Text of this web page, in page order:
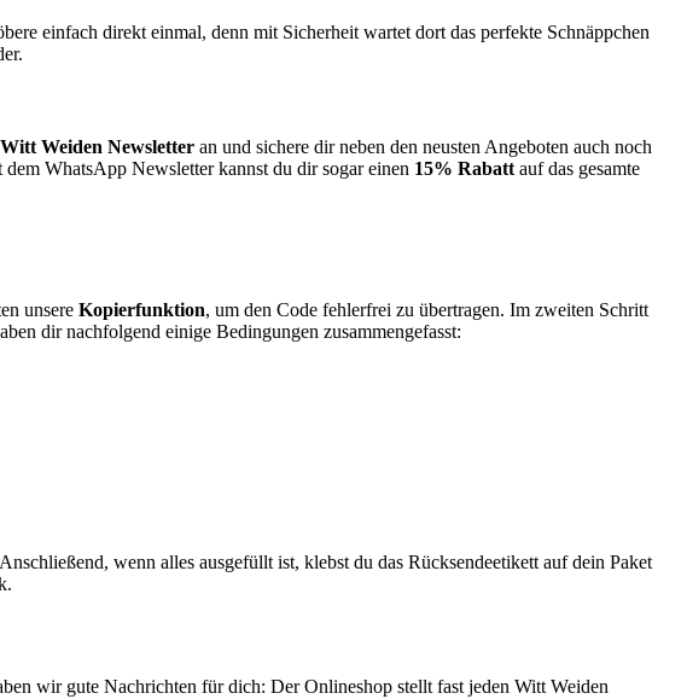
einfach direkt einmal, denn mit Sicherheit wartet dort das perfekte Schnäppchen
Witt Weiden Newsletter an und sichere dir neben den neusten Angeboten auch noch
WhatsApp Newsletter kannst du dir sogar einen 15% Rabatt auf das gesamte
unsere Kopierfunktion, um den Code fehlerfrei zu übertragen. Im zweiten Schritt
dir nachfolgend einige Bedingungen zusammengefasst:
wenn alles ausgefüllt ist, klebst du das Rücksendeetikett auf dein Paket
wir gute Nachrichten für dich: Der Onlineshop stellt fast jeden Witt Weiden